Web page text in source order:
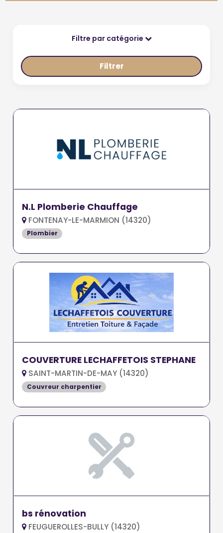
Filtre par catégorie
Filtrer
N.L Plomberie Chauffage
FONTENAY-LE-MARMION (14320)
Plombier
COUVERTURE LECHAFFETOIS STEPHANE
SAINT-MARTIN-DE-MAY (14320)
Couvreur charpentier
bs rénovation
FEUGUEROLLES-BULLY (14320)